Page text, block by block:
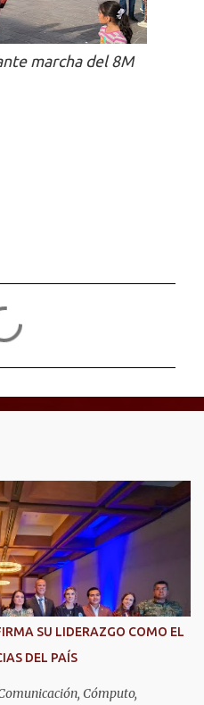
marcha del 8M
SU LIDERAZGO COMO EL
DEL PAÍS
Cómputo,